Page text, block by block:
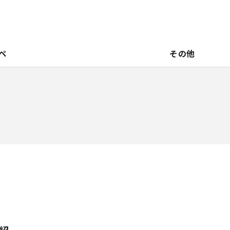
その他